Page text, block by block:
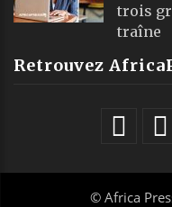
trois
traîne
Retrouvez
© Africa